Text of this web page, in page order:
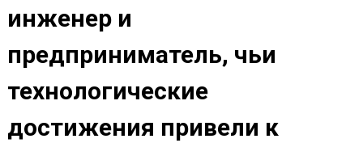
инженер и
предприниматель, чьи
технологические
достижения привели к